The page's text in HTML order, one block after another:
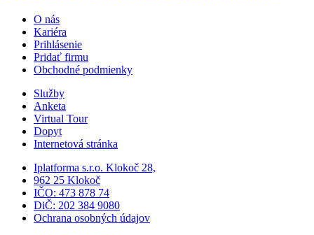
O nás
Kariéra
Prihlásenie
Pridať firmu
Obchodné podmienky
Služby
Anketa
Virtual Tour
Dopyt
Internetová stránka
Iplatforma s.r.o. Klokoč 28,
962 25 Klokoč
IČO: 473 878 74
DiČ: 202 384 9080
Ochrana osobných údajov